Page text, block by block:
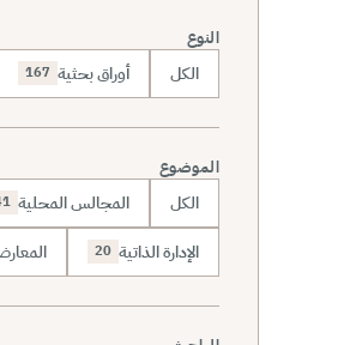
النوع
الكل أوراق بحثية 167
الموضوع
الكل المجالس المحلية
الإدارة الذاتية 20